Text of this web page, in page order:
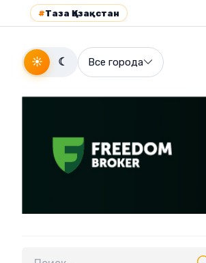
#Таза Қазақстан
☀ ☾ Все города